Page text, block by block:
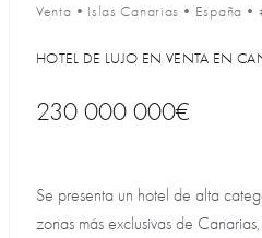
Venta • Islas Canarias • España •
HOTEL DE LUJO EN VENTA EN
230 000 000€
Se presenta un hotel de alta
zonas más exclusivas de